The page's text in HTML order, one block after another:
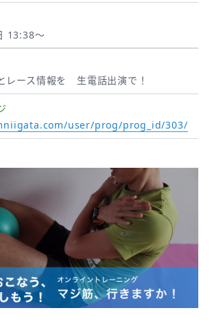
13:38～
レース情報を 生電話出演で！
user/prog/prog_id/303/